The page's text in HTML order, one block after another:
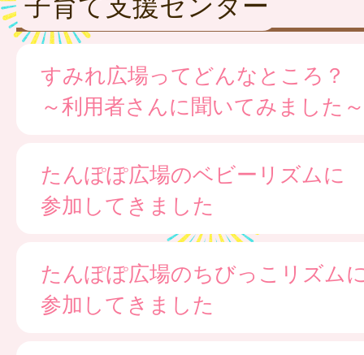
すみれ広場ってどんなところ？
～利用者さんに聞いてみました～
たんぽぽ広場のベビーリズムに
参加してきました
たんぽぽ広場のちびっこリズム
参加してきました